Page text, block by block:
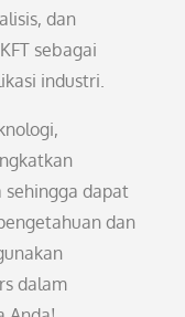
dan
sebagai
industri.
sehingga dapat
dan
dalam